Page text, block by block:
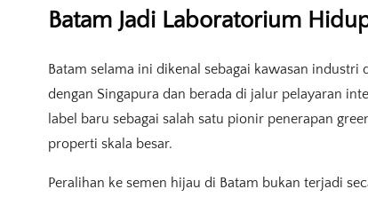
Batam Jadi Laboratorium
Batam selama ini dikenal sebagai kawasan industri
dengan Singapura dan berada di jalur pelayaran
label baru sebagai salah satu pionir penerapan
properti skala besar.
Peralihan ke semen hijau di Batam bukan terjadi